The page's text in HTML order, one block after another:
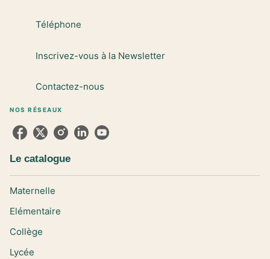
Téléphone
Inscrivez-vous à la Newsletter
Contactez-nous
NOS RÉSEAUX
Le catalogue
Maternelle
Elémentaire
Collège
Lycée